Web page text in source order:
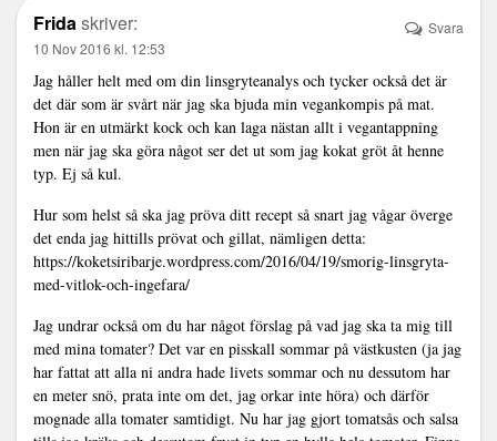
Fridaskriver:
10 Nov 2016 kl. 12:53
Jag håller helt med om din linsgryteanalys och tycker också det är
det där som är svårt när jag ska bjuda min vegankompis på mat.
Hon är en utmärkt kock och kan laga nästan allt i vegantappning
men när jag ska göra något ser det ut som jag kokat gröt åt henne
typ. Ej så kul.
Hur som helst så ska jag pröva ditt recept så snart jag vågar överge
det enda jag hittills prövat och gillat, nämligen detta:
https://koketsiribarje.wordpress.com/2016/04/19/smorig-linsgryta-
med-vitlok-och-ingefara/
Jag undrar också om du har något förslag på vad jag ska ta mig till
med mina tomater? Det var en pisskall sommar på västkusten (ja jag
har fattat att alla ni andra hade livets sommar och nu dessutom har
en meter snö, prata inte om det, jag orkar inte höra) och därför
mognade alla tomater samtidigt. Nu har jag gjort tomatsås och salsa
Svara